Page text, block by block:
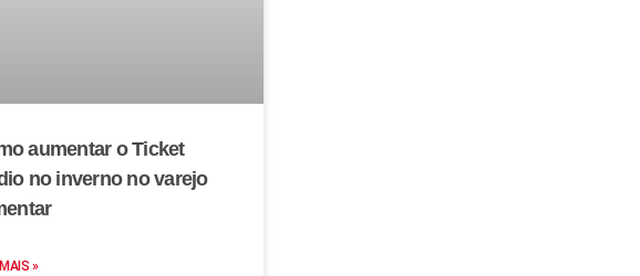
aumentar o Ticket
no inverno no varejo
»